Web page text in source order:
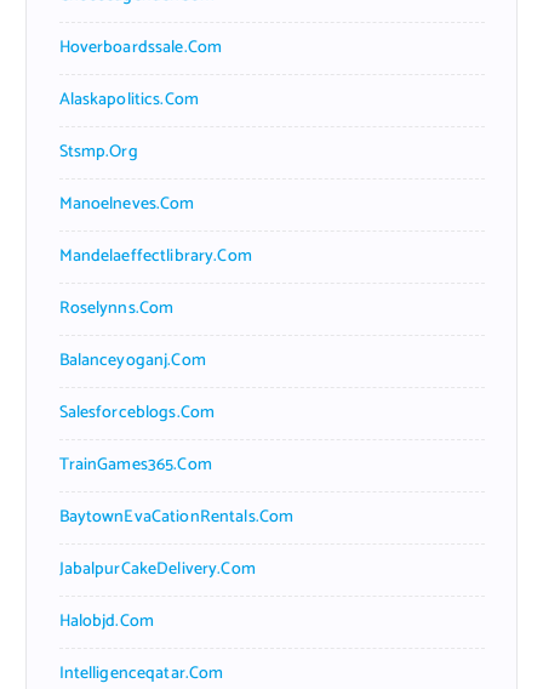
Hoverboardssale.com
Alaskapolitics.com
Stsmp.org
Manoelneves.com
Mandelaeffectlibrary.com
Roselynns.com
Balanceyoganj.com
Salesforceblogs.com
TrainGames365.com
BaytownEvaCationRentals.com
JabalpurCakeDelivery.com
Halobjd.com
Intelligenceqatar.com